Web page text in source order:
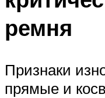
ремня
Признаки
прямые и